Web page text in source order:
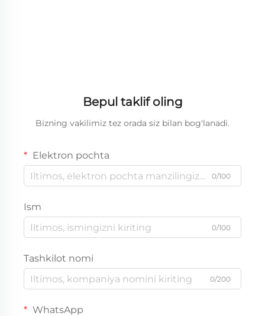
Bepul taklif oling
Bizning vakilimiz tez orada siz bilan bog'lanadi.
Elektron pochta
0/100
Ism
0/100
Tashkilot nomi
0/200
WhatsApp